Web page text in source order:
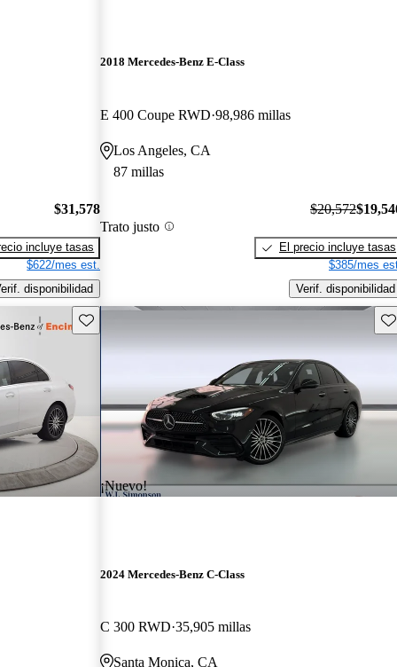
$31,578
incluye tasas
$622/mes est.
disponibilidad
2018 Mercedes-Benz E-Class
E 400 Coupe RWD 98,986 millas
Los Angeles, CA
87 millas
Trato justo
$20,572
El precio incluye tasas
$385/mes
Verif. disponibilidad
Guarda este Aviso
¡Nuevo!
2024 Mercedes-Benz C-Class
C 300 RWD 35,905 millas
Santa Monica, CA